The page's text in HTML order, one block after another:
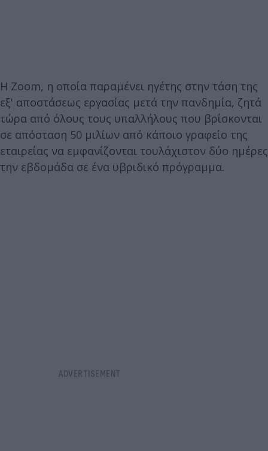
Η Zoom, η οποία παραμένει ηγέτης στην τάση της
εξ' αποστάσεως εργασίας μετά την πανδημία, ζητά
τώρα από όλους τους υπαλλήλους που βρίσκονται
σε απόσταση 50 μιλίων από κάποιο γραφείο της
εταιρείας να εμφανίζονται τουλάχιστον δύο ημέρες
την εβδομάδα σε ένα υβριδικό πρόγραμμα.